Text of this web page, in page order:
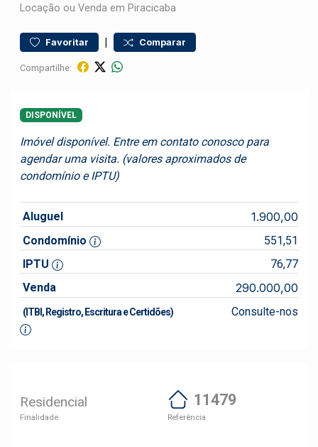
Locação ou Venda em Piracicaba
Favoritar | Comparar
Compartilhe:
DISPONÍVEL
Imóvel disponível. Entre em contato conosco para
agendar uma visita. (valores aproximados de
condomínio e IPTU)
Aluguel 1.900,00
Condomínio
551,51
IPTU
76,77
Venda
290.000,00
(ITBI, Registro, Escritura e Certidões) Consulte-nos
Residencial
Finalidade
11479
Referência